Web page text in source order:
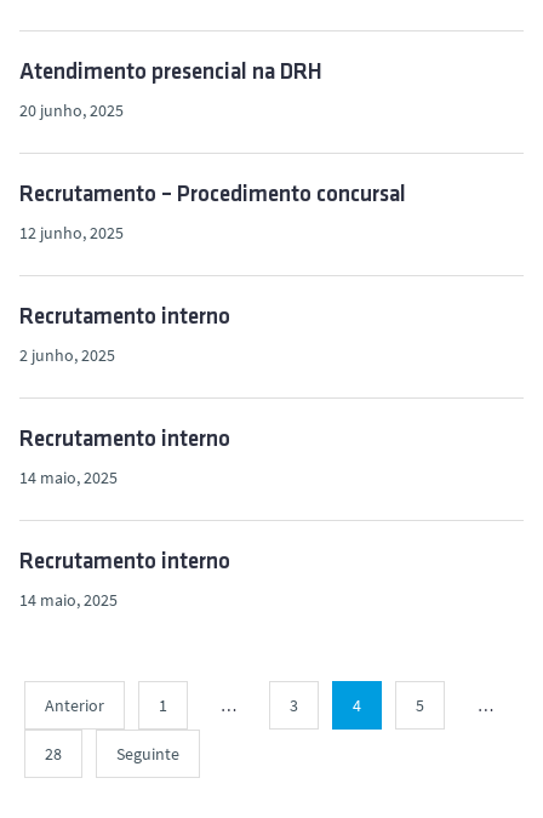
Atendimento presencial na DRH
20 junho, 2025
Recrutamento – Procedimento concursal
12 junho, 2025
Recrutamento interno
2 junho, 2025
Recrutamento interno
14 maio, 2025
Recrutamento interno
14 maio, 2025
Anterior 1 … 3 4 5 …
28 Seguinte